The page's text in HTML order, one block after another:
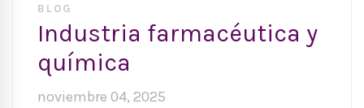
BLOG
Industria farmacéutica y
química
noviembre 04, 2025